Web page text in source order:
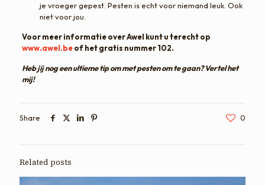
je vroeger gepest. Pesten is echt voor niemand leuk. Ook
niet voor jou.
Voor meer informatie over Awel kunt u terecht op
www.awel.beof het gratis nummer 102.
Heb jij nog een ultieme tip om met pesten om te gaan? Vertel het
mij!
Share 0
Related posts